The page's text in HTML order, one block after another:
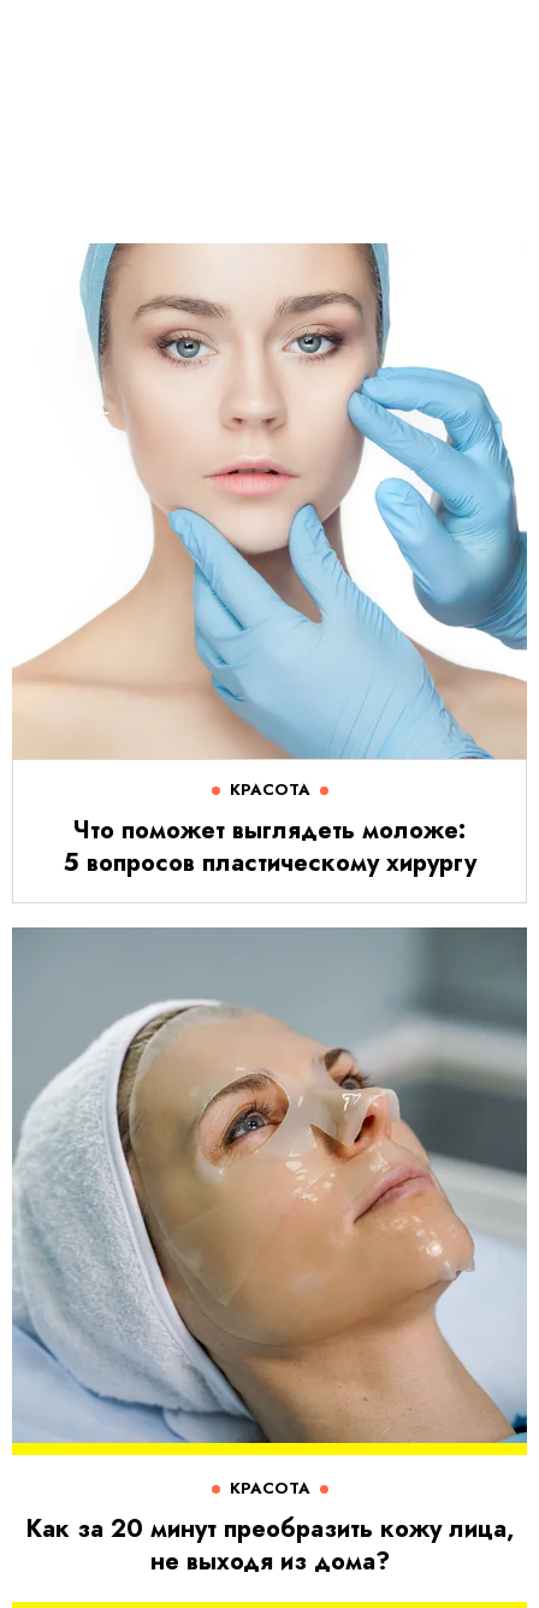
КРАСОТА
Что поможет выглядеть моложе:
5 вопросов пластическому хирургу
КРАСОТА
Как за 20 минут преобразить кожу лица,
не выходя из дома?